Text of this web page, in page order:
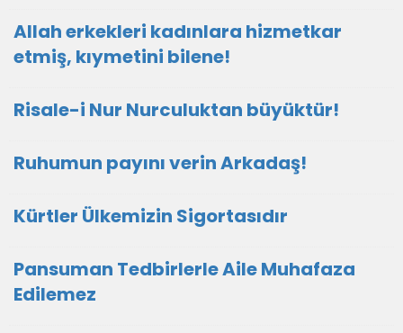
Allah erkekleri kadınlara hizmetkar
etmiş, kıymetini bilene!
Risale-i Nur Nurculuktan büyüktür!
Ruhumun payını verin Arkadaş!
Kürtler Ülkemizin Sigortasıdır
Pansuman Tedbirlerle Aile Muhafaza
Edilemez